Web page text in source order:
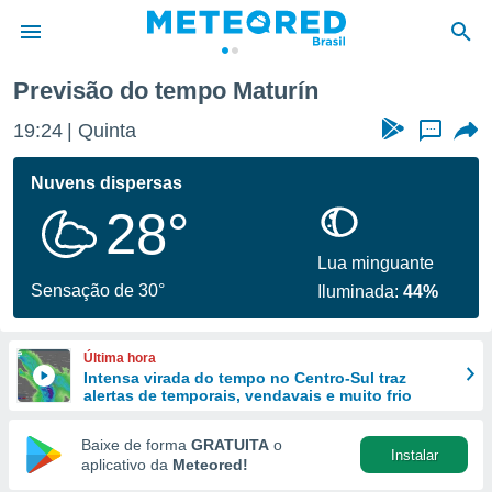
da
fornecidas
a este
das
e
forma
digital
Previsão do tempo Maturín
19:24 Quinta ...
Nuvens dispersas
28°
Sensação de 30°
Lua minguante
Iluminada:44%
Última hora
Intensa virada do tempo no Centro-Sul traz
alertas de temporais, vendavais e muito frio
Baixe de forma GRATUITA o
aplicativo da Meteored!
Instalar